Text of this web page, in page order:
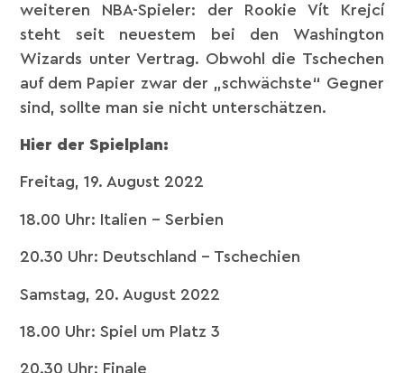
weiteren NBA-Spieler: der Rookie Vít Krejcí
steht seit neuestem bei den Washington
Wizards unter Vertrag. Obwohl die Tschechen
auf dem Papier zwar der „schwächste“ Gegner
sind, sollte man sie nicht unterschätzen.
Hier der Spielplan:
Freitag, 19. August 2022
18.00 Uhr: Italien – Serbien
20.30 Uhr: Deutschland – Tschechien
Samstag, 20. August 2022
18.00 Uhr: Spiel um Platz 3
20.30 Uhr: Finale